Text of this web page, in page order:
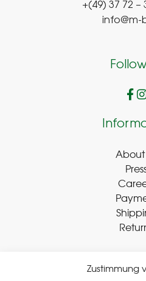
Zustimmung
+(49) 37 72 –
info@m-
About
Withdraw Contract